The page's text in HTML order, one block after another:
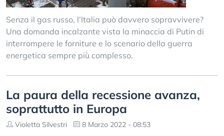
Senza il gas russo, l’Italia può davvero sopravvivere?
Una domanda incalzante vista la minaccia di Putin di
interrompere le forniture e lo scenario della guerra
energetica sempre più complesso.
La paura della recessione avanza,
soprattutto in Europa
Violetta Silvestri 8 Marzo 2022 - 08:53